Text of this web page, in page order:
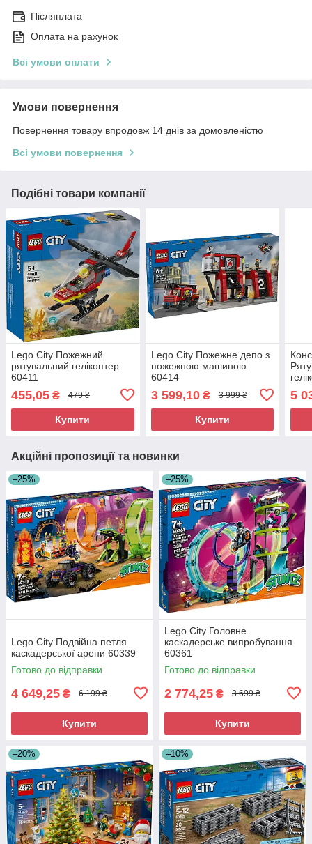
Післяплата
Оплата на рахунок
Всі умови оплати
Умови повернення
Повернення товару впродовж 14 днів за домовленістю
Всі умови повернення
Подібні товари компанії
Lego City Пожежний
рятувальний гелікоптер
60411
455,05 ₴ 479 ₴
Купити
Lego City Пожежне депо з
пожежною машиною
60414
3 599,10₴ 3 999 ₴
Купити
5
Акційні пропозиції та новинки
–25%
Lego City Подвійна петля
каскадерської арени 60339
Готово до відправки
4 649,25 ₴ 6 199 ₴
Купити
–25%
Lego City Головне
каскадерське випробування
60361
Готово до відправки
2 774,25 ₴ 3 699 ₴
Купити
–20% –10%